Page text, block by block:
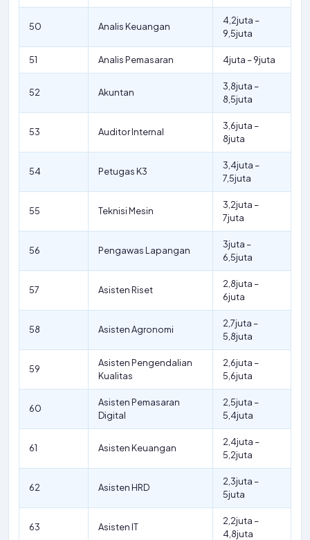
50 Analis Keuangan
4,2juta –
9,5juta
51 Analis Pemasaran 4juta – 9juta
52 Akuntan
3,8juta –
8,5juta
53 Auditor Internal
3,6juta –
8juta
54 Petugas K3
3,4juta –
7,5juta
55 Teknisi Mesin
3,2juta –
7juta
56 Pengawas Lapangan
3juta –
6,5juta
57 Asisten Riset
2,8juta –
6juta
58 Asisten Agronomi
2,7juta –
5,8juta
59
Asisten Pengendalian
Kualitas
2,6juta –
5,6juta
60
Asisten Pemasaran
Digital
2,5juta –
5,4juta
61 Asisten Keuangan
2,4juta –
5,2juta
62 Asisten HRD
2,3juta –
5juta
63 Asisten IT
2,2juta –
4,8juta